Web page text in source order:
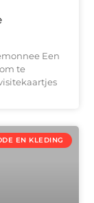
Een
te
EN KLEDING